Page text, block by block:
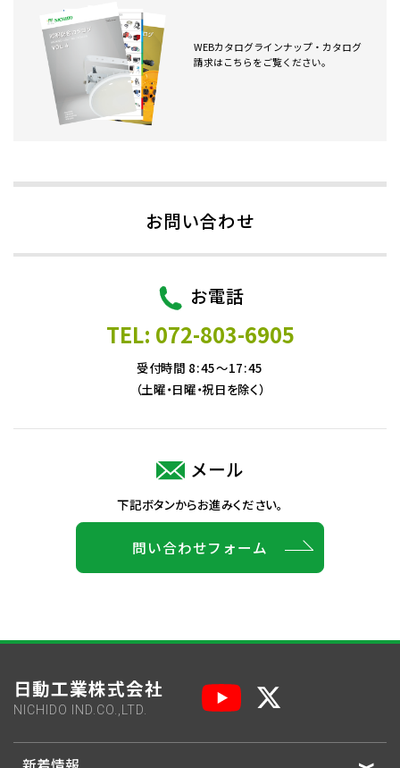
WEBカタログラインナップ・カタログ
請求はこちらをご覧ください。
お問い合わせ
お電話
TEL: 072-803-6905
受付時間 8:45～17:45
（土曜・日曜・祝日を除く）
メール
下記ボタンからお進みください。
問い合わせフォーム
日動工業株式会社
NICHIDO IND.CO.,LTD.